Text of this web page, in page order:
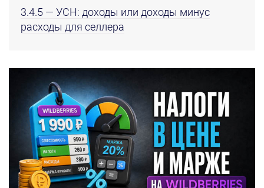
3.4.5 — УСН: доходы или доходы минус
расходы для селлера